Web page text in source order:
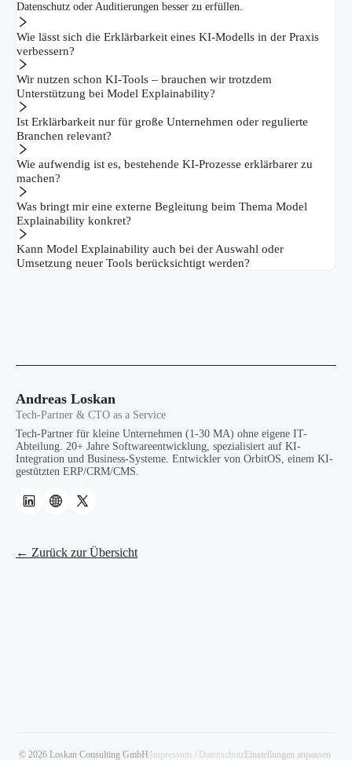
Datenschutz oder Auditierungen besser zu erfüllen.
Wie lässt sich die Erklärbarkeit eines KI-Modells in der Praxis
verbessern?
Wir nutzen schon KI-Tools – brauchen wir trotzdem
Unterstützung bei Model Explainability?
Ist Erklärbarkeit nur für große Unternehmen oder regulierte
Branchen relevant?
Wie aufwendig ist es, bestehende KI-Prozesse erklärbarer zu
machen?
Was bringt mir eine externe Begleitung beim Thema Model
Explainability konkret?
Kann Model Explainability auch bei der Auswahl oder
Umsetzung neuer Tools berücksichtigt werden?
Andreas Loskan
Tech-Partner & CTO as a Service
Tech-Partner für kleine Unternehmen (1-30 MA) ohne eigene IT-
Abteilung. 20+ Jahre Softwareentwicklung, spezialisiert auf KI-
Integration und Business-Systeme. Entwickler von OrbitOS, einem KI-
gestützten ERP/CRM/CMS.
← Zurück zur Übersicht
© 2026 Loskan Consulting GmbH Impressum / Datenschutz Einstellungen anpassen